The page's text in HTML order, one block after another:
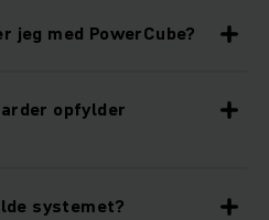
jeg med PowerCube?
opfylder
systemet?